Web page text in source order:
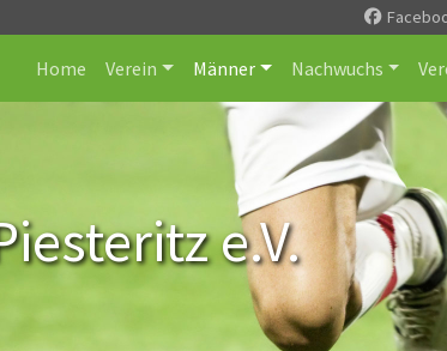
Home Verein Männer Nachwuchs
e.V.